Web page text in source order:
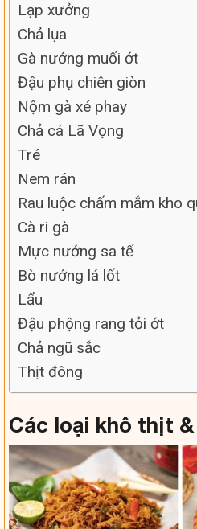
Lạp xưởng
Chả lụa
Gà nướng muối ớt
Đậu phụ chiên giòn
Nộm gà xé phay
Chả cá Lã Vọng
Tré
Nem rán
Rau luộc chấm mắm kho
Cà ri gà
Mực nướng sa tế
Bò nướng lá lốt
Lẩu
Đậu phộng rang tỏi ớt
Chả ngũ sắc
Thịt đông
Các loại khô thịt &